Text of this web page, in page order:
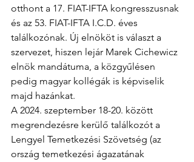
otthont a 17. FIAT-IFTA kongresszusnak
és az 53. FIAT-IFTA I.C.D. éves
találkozónak. Új elnököt is választ a
szervezet, hiszen lejár Marek Cichewicz
elnök mandátuma, a közgyűlésen
pedig magyar kollégák is képviselik
majd hazánkat.
A 2024. szeptember 18-20. között
megrendezésre kerülő találkozót a
Lengyel Temetkezési Szövetség (az
ország temetkezési ágazatának